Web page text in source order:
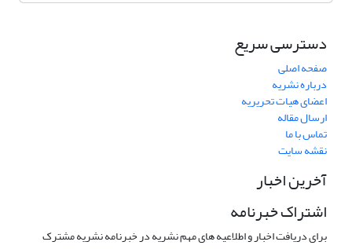
دسترسی سریع
صفحه اصلی
درباره نشریه
اعضای هیات تحریریه
ارسال مقاله
تماس با ما
نقشه سایت
آخرین اخبار
اشتراک خبرنامه
برای دریافت اخبار و اطلاعیه های مهم نشریه در خبرنامه نشریه مشترک